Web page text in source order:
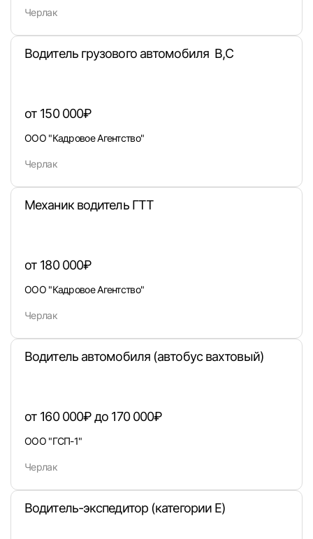
Войдите в личный кабинет, чтобы
вакансии с контактами и оставлять отклики
Пароль
или любым удобным способом
Черлак
Водитель грузового автомобиля В,С
от 150 000₽
ООО "Кадровое Агентство"
Черлак
Механик водитель ГТТ
от 180 000₽
ООО "Кадровое Агентство"
Черлак
Водитель автомобиля (автобус вахтовый)
от 160 000₽ до 170 000₽
ООО "ГСП-1"
Черлак
Водитель-экспедитор (категории Е)